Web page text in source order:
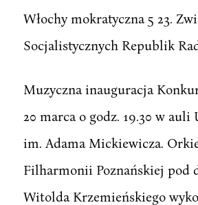
Włochy mokratyczna 5 23.
Socjalistycznych Republik
Muzyczna inauguracja
20 marca o godz. 19.30 w
im. Adama Mickiewicza.
Filharmonii Poznańskiej pod
Witolda Krzemieńskiego